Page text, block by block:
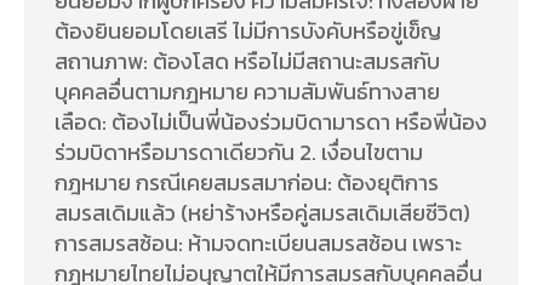
ต้องยินยอมโดยเสรี ไม่มีการบังคับหรือขู่เข็ญ
สถานภาพ: ต้องโสด หรือไม่มีสถานะสมรสกับ
บุคคลอื่นตามกฎหมาย ความสัมพันธ์ทางสาย
เลือด: ต้องไม่เป็นพี่น้องร่วมบิดามารดา หรือพี่น้อง
ร่วมบิดาหรือมารดาเดียวกัน 2. เงื่อนไขตาม
กฎหมาย กรณีเคยสมรสมาก่อน: ต้องยุติการ
สมรสเดิมแล้ว (หย่าร้างหรือคู่สมรสเดิมเสียชีวิต)
การสมรสซ้อน: ห้ามจดทะเบียนสมรสซ้อน เพราะ
กฎหมายไทยไม่อนุญาตให้มีการสมรสกับบุคคลอื่น